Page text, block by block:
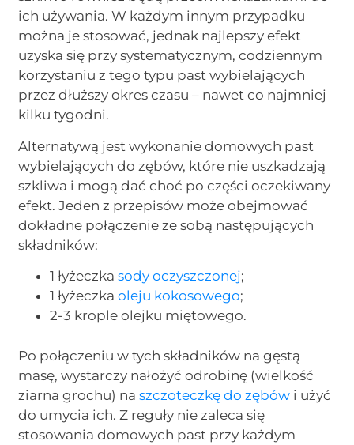
ich używania. W każdym innym przypadku
można je stosować, jednak najlepszy efekt
uzyska się przy systematycznym, codziennym
korzystaniu z tego typu past wybielających
przez dłuższy okres czasu – nawet co najmniej
kilku tygodni.
Alternatywą jest wykonanie domowych past
wybielających do zębów, które nie uszkadzają
szkliwa i mogą dać choć po części oczekiwany
efekt. Jeden z przepisów może obejmować
dokładne połączenie ze sobą następujących
składników:
1 łyżeczkasody oczyszczonej;
1 łyżeczkaoleju kokosowego;
2-3 krople olejku miętowego.
Po połączeniu w tych składników na gęstą
masę, wystarczy nałożyć odrobinę (wielkość
ziarna grochu) naszczoteczkę do zębów i użyć
do umycia ich. Z reguły nie zaleca się
stosowania domowych past przy każdym